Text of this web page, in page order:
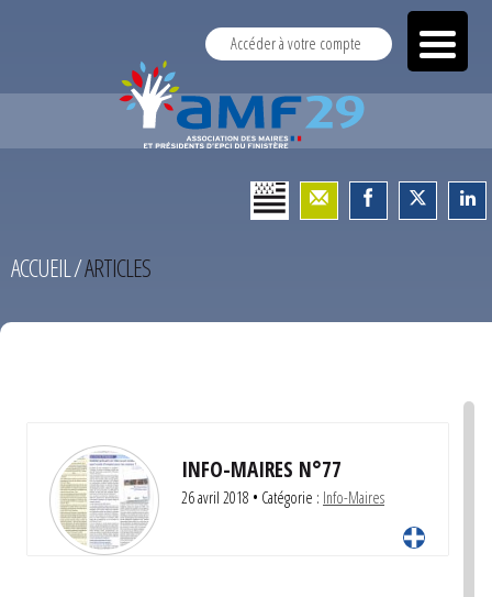
Accéder à votre compte
ACCUEIL/ARTICLES
INFO-MAIRES N°77
26 avril 2018 • Catégorie : Info-Maires